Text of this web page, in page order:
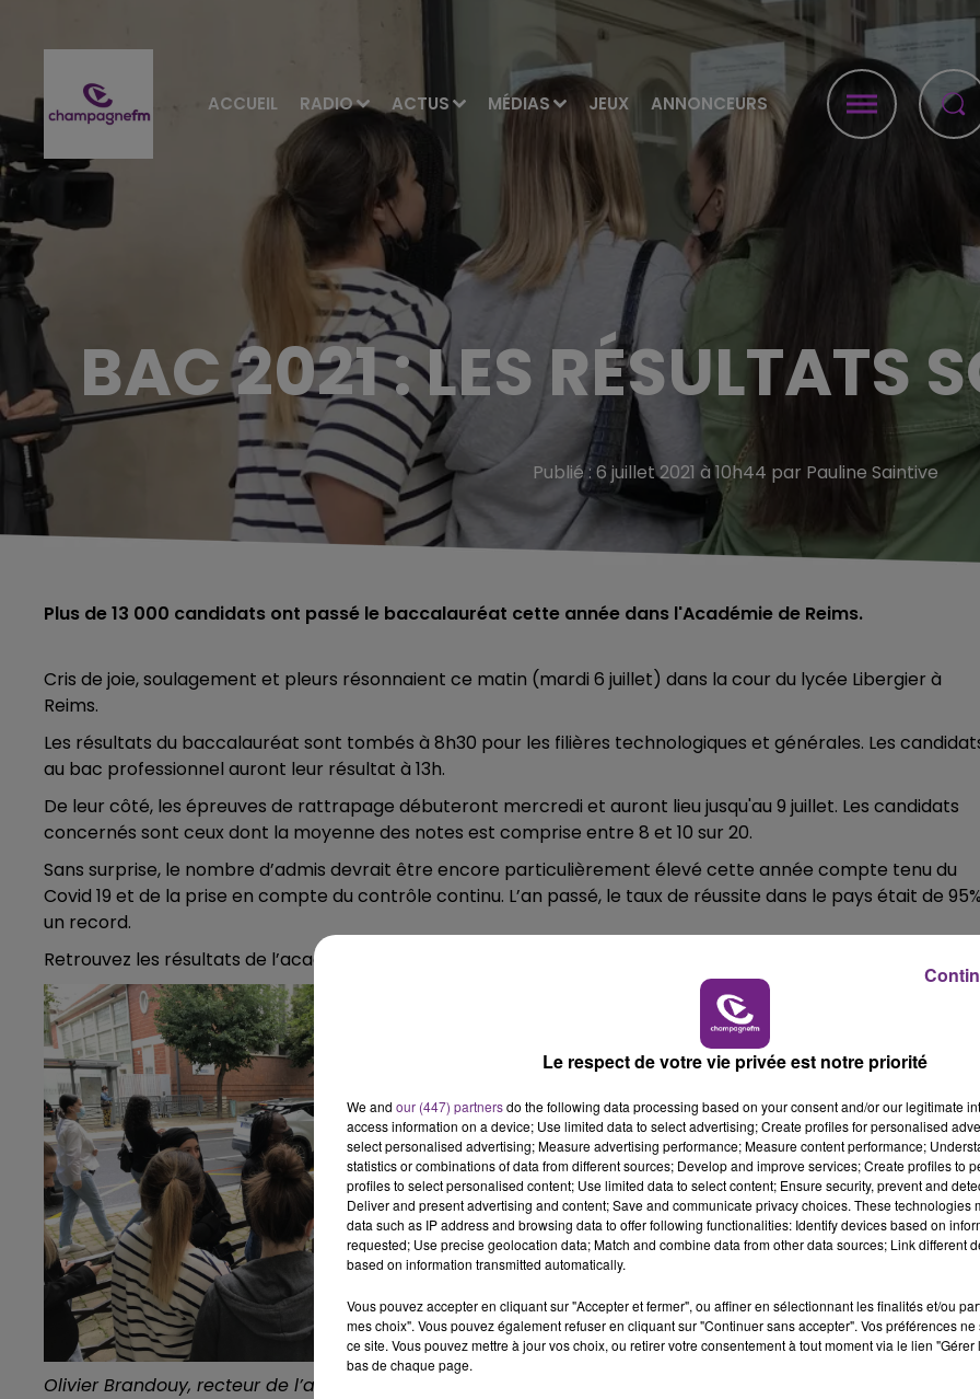
ACCUEIL RADIO ACTUS MÉDIAS JEUX ANNONCEURS
16h00 - 20h00
LE WEEK-END CHAMPAGNE FM
7h00 - 12h00
LE WEEK-END CHAMPAGNE FM
BAC 2021 : LES RÉSULTATS
Publié : 6 juillet 2021 à 10h44 par Pauline Saintive
Plus de 13 000 candidats ont passé le baccalauréat cette année dans l'Académie de Reims.
Cris de joie, soulagement et pleurs résonnaient ce matin (mardi 6 juillet) dans la cour du lycée Libergier à
Reims.
Les résultats du baccalauréat sont tombés à 8h30 pour les filières technologiques et générales. Les
au bac professionnel auront leur résultat à 13h.
De leur côté, les épreuves de rattrapage débuteront mercredi et auront lieu jusqu'au 9 juillet. Les candidats
concernés sont ceux dont la moyenne des notes est comprise entre 8 et 10 sur 20.
Sans surprise, le nombre d’admis devrait être encore particulièrement élevé cette année compte tenu du
Covid 19 et de la prise en compte du contrôle continu. L’an passé, le taux de réussite dans le pays était de
un record.
Retrouvez les résultats de l’académie de Reims
Olivier Brandouy, recteur de l’académie de Reims, s'est rendu au lycée Hugues Libergier pour échanger
Le respect de votre vie privée est notre priorité
We and our (447) partnersdo the following data processing based on your consent and/or our legitimate
access information on a device; Use limited data to select advertising; Create profiles for personalised
select personalised advertising; Measure advertising performance; Measure content performance;
statistics or combinations of data from different sources; Develop and improve services; Create profiles to
profiles to select personalised content; Use limited data to select content; Ensure security, prevent and
Deliver and present advertising and content; Save and communicate privacy choices. These technologies
data such as IP address and browsing data to offer following functionalities: Identify devices based on
requested; Use precise geolocation data; Match and combine data from other data sources; Link different
based on information transmitted automatically.
Vous pouvez accepter en cliquant sur "Accepter et fermer", ou affiner en sélectionnant les finalités et/ou
mes choix". Vous pouvez également refuser en cliquant sur "Continuer sans accepter". Vos préférences
ce site. Vous pouvez mettre à jour vos choix, ou retirer votre consentement à tout moment via le lien
bas de chaque page.